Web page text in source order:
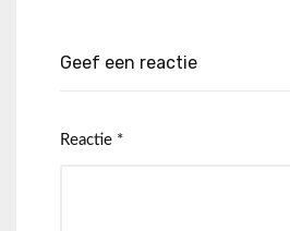
Geef een reactie
Reactie *